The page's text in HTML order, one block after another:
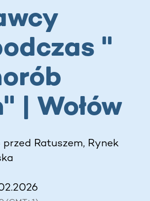
"
| Wołów
przed Ratuszem, Rynek